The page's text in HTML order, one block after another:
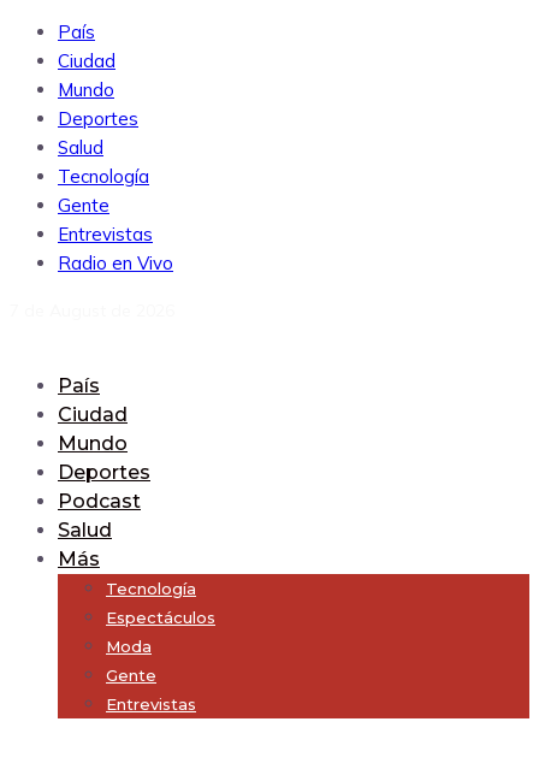
País
Ciudad
Mundo
Deportes
Salud
Tecnología
Gente
Entrevistas
Radio en Vivo
País
Ciudad
Mundo
Deportes
Podcast
Salud
Más
Tecnología
Espectáculos
Moda
Gente
Entrevistas